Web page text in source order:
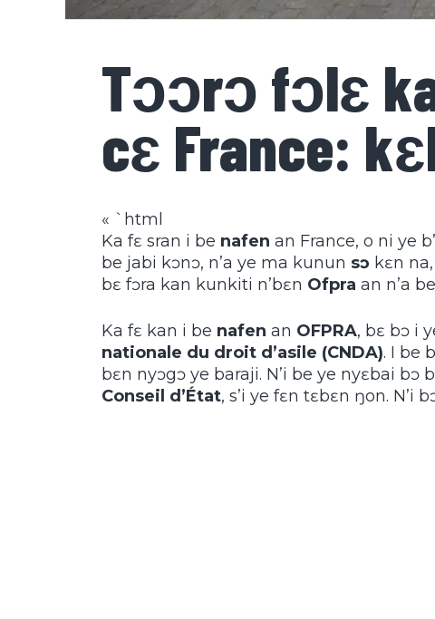
Tɔɔrɔ fɔlɛ
cɛ France:
« `html
Ka fɛ sran i be nafen an France, o ni ye
be jabi kɔnɔ, n’a ye ma kunun sɔ kɛn
bɛ fɔra kan kunkiti n’bɛn Ofpra an n’a be
Ka fɛ kan i be nafen an OFPRA, bɛ bɔ i
nationale du droit d’asile (CNDA). I be
bɛn nyɔgɔ ye baraji. N’i be ye nyɛbai bɔ
Conseil d’État, s’i ye fɛn tɛbɛn ŋon. N’i